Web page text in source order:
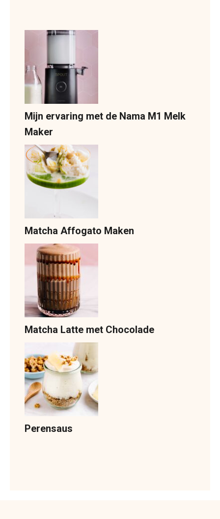
Mijn ervaring met de Nama M1 Melk
Maker
Matcha Affogato Maken
Matcha Latte met Chocolade
Perensaus